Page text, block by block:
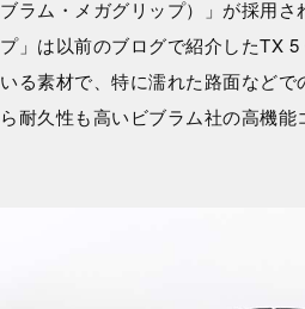
ブラム・メガグリップ）」が採用
プ」は以前のブログで紹介したTX 5
いる素材で、特に濡れた路面など
ら耐久性も高いビブラム社の高機能